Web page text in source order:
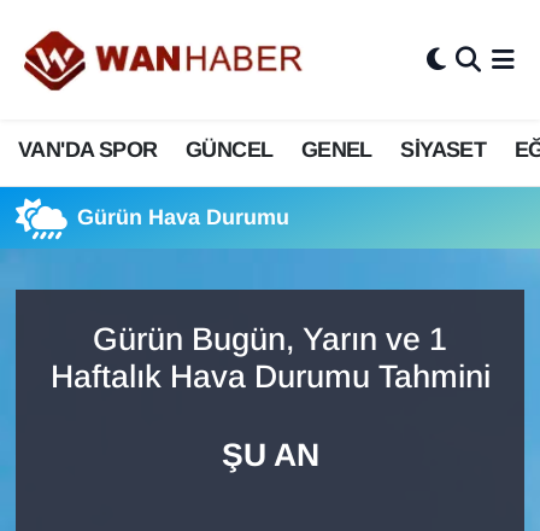
VAN'DA SPOR GÜNCEL GENEL SİYASET
Gürün Hava Durumu
Gürün Bugün, Yarın ve 1
Haftalık Hava Durumu Tahmini
ŞU AN
3.SAYFA
ASAYİŞ
BİLİM VE TEKNOLOJİ
Bölge Haberleri
Van Nöbetçi Eczaneler
Van Hava Durumu
Van Namaz Vakitleri
Süper Lig Puan Durumu ve Fikstür
Son Dakika Haberleri